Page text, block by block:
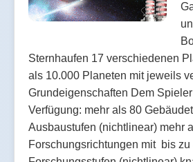
Sternhaufen 17 verschiedenen
als 10.000 Planeten mit jeweils
Grundeigenschaften Dem
Verfügung: mehr als 80
Ausbaustufen (nichtlinear) mehr
Forschungsrichtungen mit bis zu